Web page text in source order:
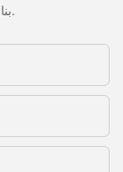
بنا مباشرة مع أسئلة أو استفسارات.